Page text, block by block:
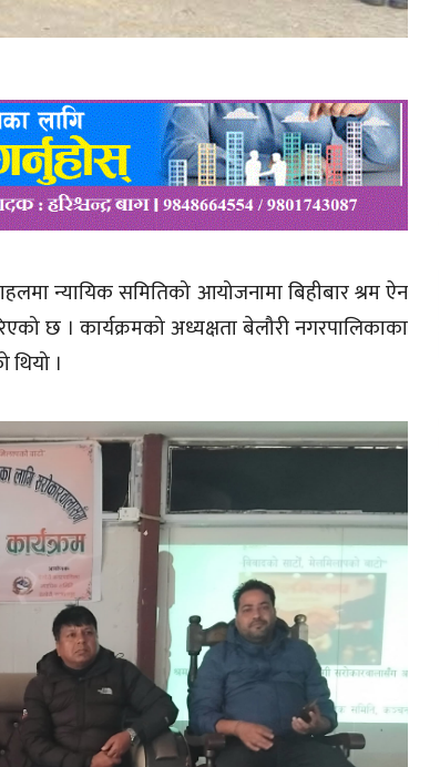
न्यायिक समितिको आयोजनामा बिहीबार श्रम ऐन
छ । कार्यक्रमको अध्यक्षता बेलौरी नगरपालिकाका
।